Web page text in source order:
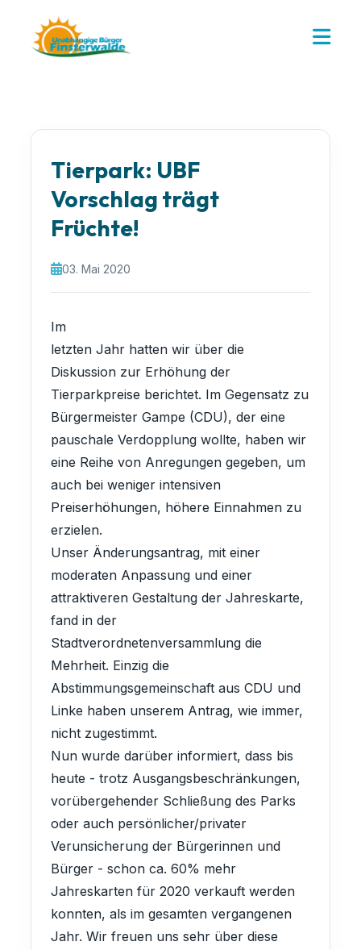
Tierpark: UBF
Vorschlag trägt
Früchte!
03. Mai 2020
Im
letzten Jahr hatten wir über die
Diskussion zur Erhöhung der
Tierparkpreise berichtet. Im Gegensatz zu
Bürgermeister Gampe (CDU), der eine
pauschale Verdopplung wollte, haben wir
eine Reihe von Anregungen gegeben, um
auch bei weniger intensiven
Preiserhöhungen, höhere Einnahmen zu
erzielen.
Unser Änderungsantrag, mit einer
moderaten Anpassung und einer
attraktiveren Gestaltung der Jahreskarte,
fand in der
Stadtverordnetenversammlung die
Mehrheit. Einzig die
Abstimmungsgemeinschaft aus CDU und
Linke haben unserem Antrag, wie immer,
nicht zugestimmt.
Nun wurde darüber informiert, dass bis
heute - trotz Ausgangsbeschränkungen,
vorübergehender Schließung des Parks
oder auch persönlicher/privater
Verunsicherung der Bürgerinnen und
Bürger - schon ca. 60% mehr
Jahreskarten für 2020 verkauft werden
konnten, als im gesamten vergangenen
Jahr. Wir freuen uns sehr über diese